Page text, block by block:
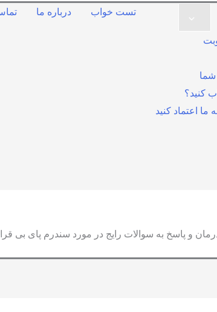
شما
کنید؟
ما اعتماد کنید
تست خواب درباره ما
و پاسخ به سوالات رایج در مورد سندرم پای بی